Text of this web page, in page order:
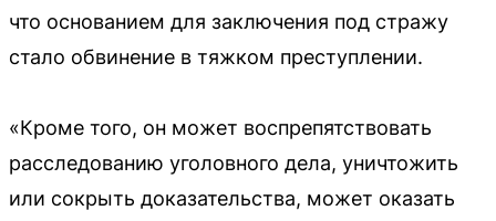
что основанием для заключения под стражу
стало обвинение в тяжком преступлении.
«Кроме того, он может воспрепятствовать
расследованию уголовного дела, уничтожить
или сокрыть доказательства, может оказать